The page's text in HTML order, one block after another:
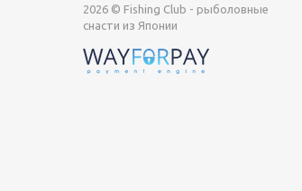
2026 © Fishing Club - рыболовные
снасти из Японии